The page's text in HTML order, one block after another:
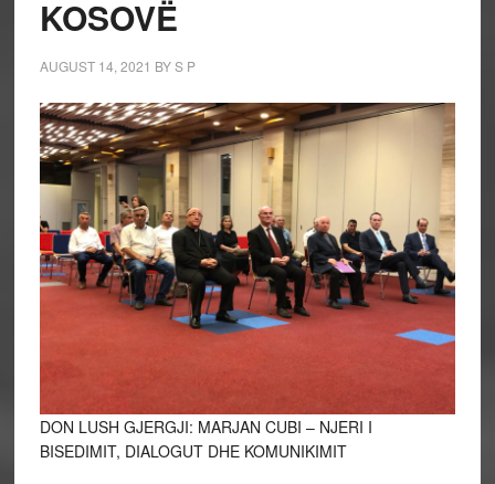
KOSOVË
AUGUST 14, 2021 BYS P
DON LUSH GJERGJI: MARJAN CUBI – NJERI I
BISEDIMIT, DIALOGUT DHE KOMUNIKIMIT